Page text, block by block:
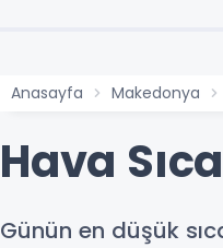
Anasayfa Makedonya
Hava
Günün en düşük